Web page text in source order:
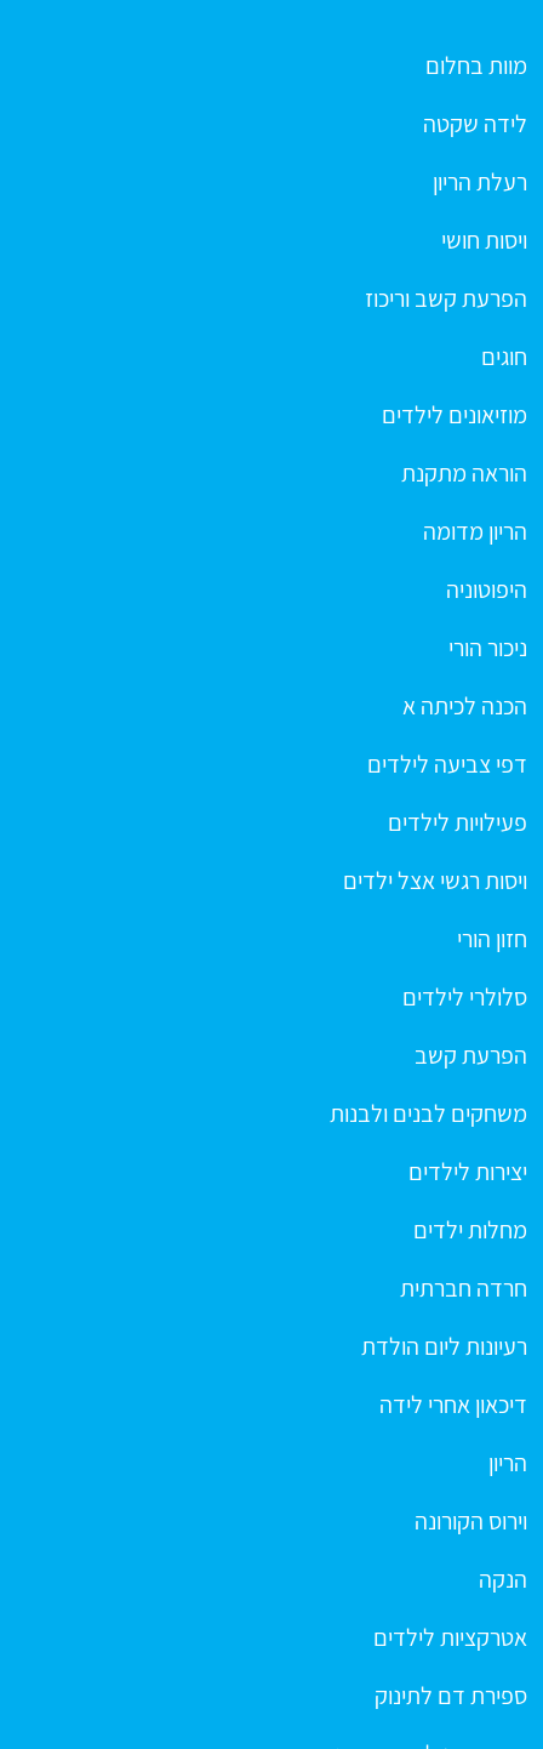
מוות בחלום
לידה שקטה
רעלת הריון
ויסות חושי
הפרעת קשב וריכוז
חוגים
מוזיאונים לילדים
הוראה מתקנת
הריון מדומה
היפוטוניה
ניכור הורי
הכנה לכיתה א
דפי צביעה לילדים
פעילויות לילדים
ויסות רגשי אצל ילדים
חזון הורי
סלולרי לילדים
הפרעת קשב
משחקים לבנים ולבנות
יצירות לילדים
מחלות ילדים
חרדה חברתית
רעיונות ליום הולדת
דיכאון אחרי לידה
הריון
וירוס הקורונה
הנקה
אטרקציות לילדים
ספירת דם לתינוק